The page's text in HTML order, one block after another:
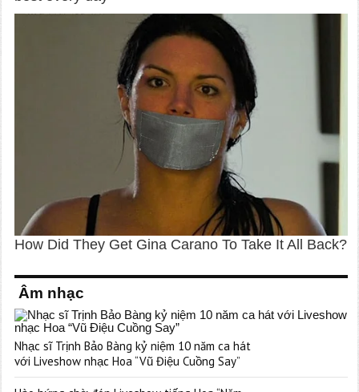
Âm nhạc
Nhạc sĩ Trịnh Bảo Bàng kỷ niệm 10 năm ca hát
với Liveshow nhạc Hoa “Vũ Điệu Cuồng Say”